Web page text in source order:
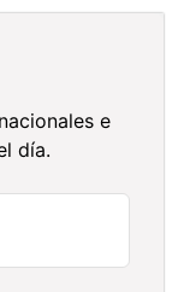
e
día.